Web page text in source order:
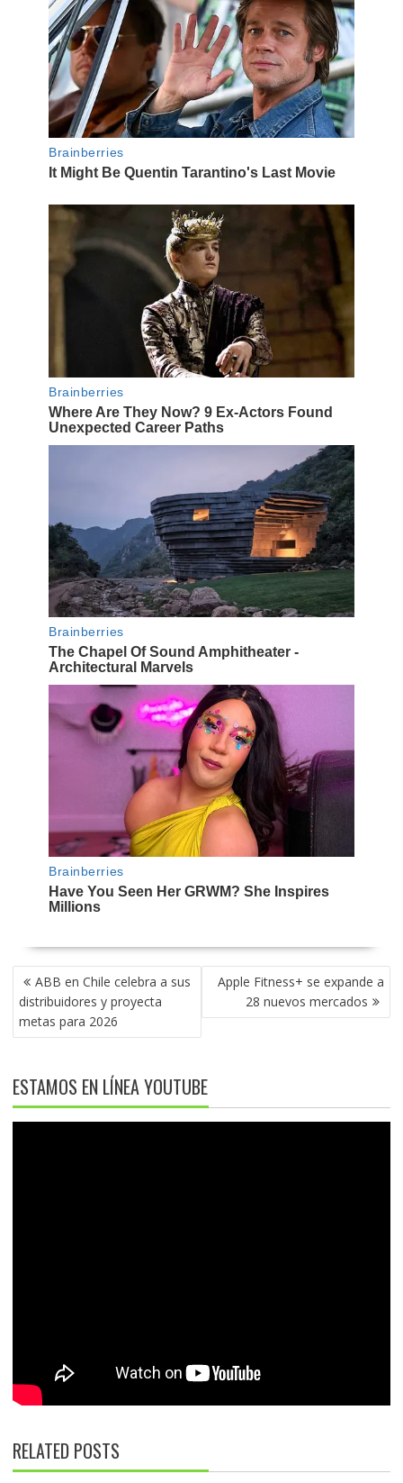
NAVEGACIÓN
DE
ENTRADAS
ABB en Chile celebra a sus
distribuidores y proyecta
metas para 2026
Apple Fitness+ se expande a
28 nuevos mercados
ESTAMOS EN LÍNEA YOUTUBE
RELATED POSTS